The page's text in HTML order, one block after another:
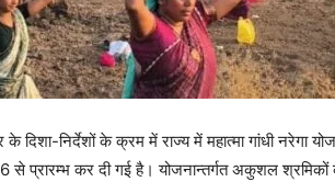
दिशा-निर्देशों के क्रम में राज्य में महात्मा गांधी नरेगा
प्रारम्भ कर दी गई है। योजनान्तर्गत अकुशल श्रमिकों